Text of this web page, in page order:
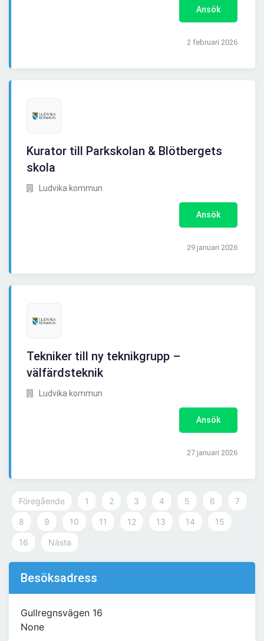
Ansök
2 februari 2026
Kurator till Parkskolan & Blötbergets
skola
Ludvika kommun
Ansök
29 januari 2026
Tekniker till ny teknikgrupp –
välfärdsteknik
Ludvika kommun
Ansök
27 januari 2026
Föregående 1 2 3 4 5 6 7
8 9 10 11 12 13 14 15
16 Nästa
Besöksadress
Gullregnsvägen 16
None